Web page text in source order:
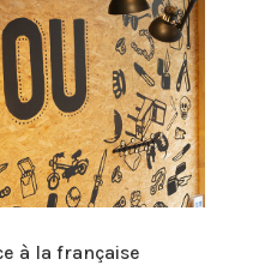
à la française